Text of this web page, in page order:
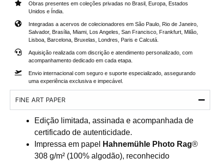
Obras presentes em coleções privadas no Brasil, Europa, Estados
Unidos e Índia.
Integradas a acervos de colecionadores em São Paulo, Rio de Janeiro,
Salvador, Brasília, Miami, Los Angeles, San Francisco, Frankfurt, Milão,
Lisboa, Barcelona, Bruxelas, Londres, Paris e Calcutá.
Aquisição realizada com discrição e atendimento personalizado, com
acompanhamento dedicado em cada etapa.
Envio internacional com seguro e suporte especializado, assegurando
uma experiência exclusiva e impecável.
FINE ART PAPER
Edição limitada, assinada e acompanhada de
certificado de autenticidade.
Impressa em papel
Hahnemühle Photo Rag®
308 g/m² (100% algodão), reconhecido